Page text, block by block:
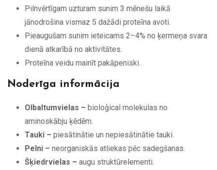
Pilnvērtīgam uzturam sunim 3 mēnešu laikā
jānodrošina vismaz 5 dažādi proteīna avoti.
Pieaugušam sunim ieteicams 2–4% no ķermeņa svara
dienā atkarībā no aktivitātes.
Proteīna veidu mainīt pakāpeniski.
Noderīga informācija
Olbaltumvielas – bioloģical molekulas no
aminoskābju ķēdēm.
Tauki – piesātinātie un nepiesātinātie tauki.
Pelni – neorganiskās atliekas pēc sadegšanas.
Šķiedrvielas – augu struktūrelementi.